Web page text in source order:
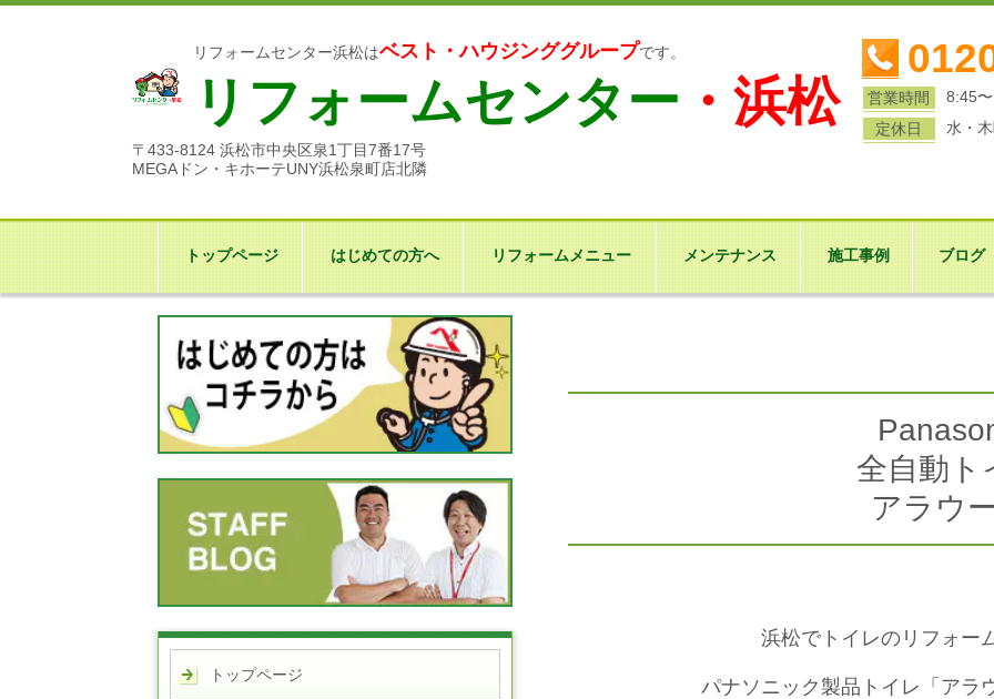
リフォームセンター浜松はベスト・ハウジンググループです。
リフォームセンター ・浜松
〒433-8124 浜松市中央区泉1丁目7番17号
MEGAドン・キホーテUNY浜松泉町店北隣
営業時間
8:45
定休日
水・
トップページ はじめての方へ リフォームメニュー メンテナンス 施工事例 ブログ
全自動ト
アラウ
浜松でトイレのリフォー
パナソニック製品トイレ「アラ
トップページ